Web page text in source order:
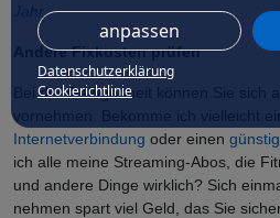
anpassen
Datenschutzerklärung
Cookierichtlinie
Jahr
Andere Fixkosten prüfen
Bei der Gelegenheit können Sie sich
vornehmen. Bekomme ich vielleicht
Internetverbindung oder einen
ich alle meine Streaming-Abos, die
und andere Dinge wirklich? Sich
nehmen spart viel Geld, das Sie